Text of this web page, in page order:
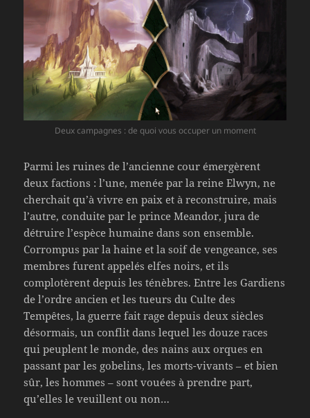
Deux campagnes : de quoi vous occuper un moment
Parmi les ruines de l’ancienne cour émergèrent
deux factions : l’une, menée par la reine Elwyn, ne
cherchait qu’à vivre en paix et à reconstruire, mais
l’autre, conduite par le prince Meandor, jura de
détruire l’espèce humaine dans son ensemble.
Corrompus par la haine et la soif de vengeance, ses
membres furent appelés elfes noirs, et ils
complotèrent depuis les ténèbres. Entre les Gardiens
de l’ordre ancien et les tueurs du Culte des
Tempêtes, la guerre fait rage depuis deux siècles
désormais, un conflit dans lequel les douze races
qui peuplent le monde, des nains aux orques en
passant par les gobelins, les morts-vivants – et bien
sûr, les hommes – sont vouées à prendre part,
qu’elles le veuillent ou non…